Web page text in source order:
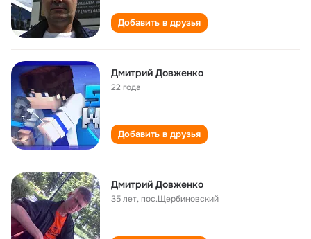
Добавить в друзья
Дмитрий Довженко
22 года
Добавить в друзья
Дмитрий Довженко
35 лет,пос.Щербиновский